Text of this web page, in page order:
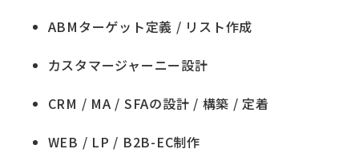
ABMターゲット定義 / リスト作成
カスタマージャーニー設計
CRM / MA / SFAの設計 / 構築 / 定着
WEB / LP / B2B-EC制作